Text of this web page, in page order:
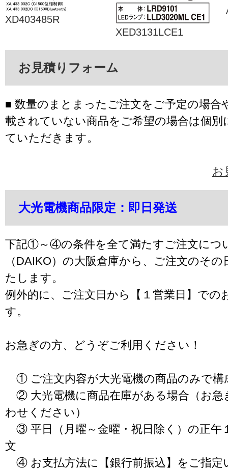
XD403485R
XED3131LCE1
お見積りフォーム
■ 数量のまとまったご注文をご予定の場合
載されていない商品をご希望の場合は個別
ていただきます。
お
大光電機商品限定：即日発送
下記①～④の条件を全て満たすご注文につ
（DAIKO）の大阪倉庫から、ご注文のそ
たします。
例外的に、ご注文日から【１営業日】での
す。
お急ぎの方、どうぞご利用ください！
① ご注文内容が大光電機の商品のみで構
② 大光電機に商品在庫がある場合（お急
わせください）
③ 平日（月曜～金曜・祝日除く）の正午
文
④ お支払方法に【銀行前振込】をご指定